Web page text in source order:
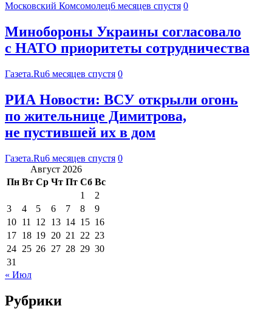
Московский Комсомолец6 месяцев спустя 0
Минобороны Украины согласовало
с НАТО приоритеты сотрудничества
Газета.Ru6 месяцев спустя 0
РИА Новости: ВСУ открыли огонь
по жительнице Димитрова,
не пустившей их в дом
Газета.Ru6 месяцев спустя 0
Август 2026
Пн Вт Ср Чт Пт Сб Вс
1
2
3
4 5 6 7 8
9
10 11 12 13 14 15 16
17 18 19 20 21 22 23
24 25 26 27 28 29 30
31
« Июл
Рубрики